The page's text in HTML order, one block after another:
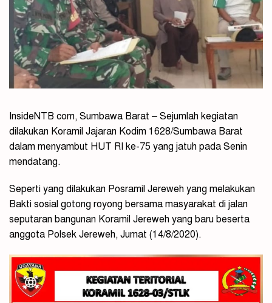
InsideNTB com, Sumbawa Barat – Sejumlah kegiatan
dilakukan Koramil Jajaran Kodim 1628/Sumbawa Barat
dalam menyambut HUT RI ke-75 yang jatuh pada Senin
mendatang.
Seperti yang dilakukan Posramil Jereweh yang melakukan
Bakti sosial gotong royong bersama masyarakat di jalan
seputaran bangunan Koramil Jereweh yang baru beserta
anggota Polsek Jereweh, Jumat (14/8/2020).